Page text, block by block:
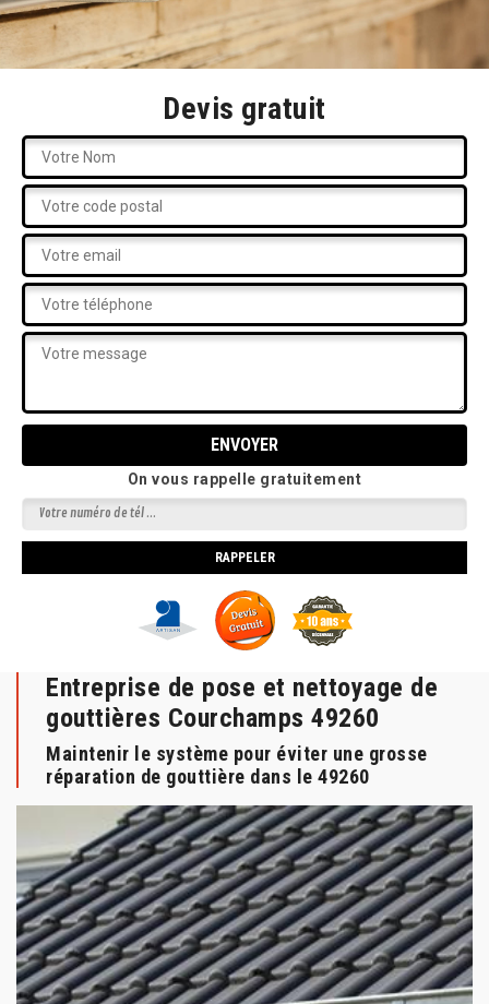
Devis gratuit
On vous rappelle gratuitement
Entreprise de pose et nettoyage de
gouttières Courchamps 49260
Maintenir le système pour éviter une grosse
réparation de gouttière dans le 49260